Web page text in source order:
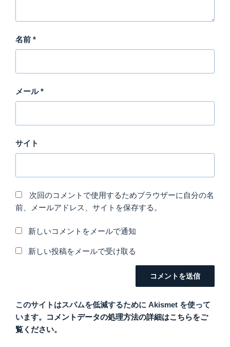
名前 *
メール*
サイト
次回のコメントで使用するためブラウザーに自分の名
前、メールアドレス、サイトを保存する。
新しいコメントをメールで通知
新しい投稿をメールで受け取る
このサイトはスパムを低減するために Akismet を使って
います。
コメントデータの処理方法の詳細はこちらをご
覧ください。